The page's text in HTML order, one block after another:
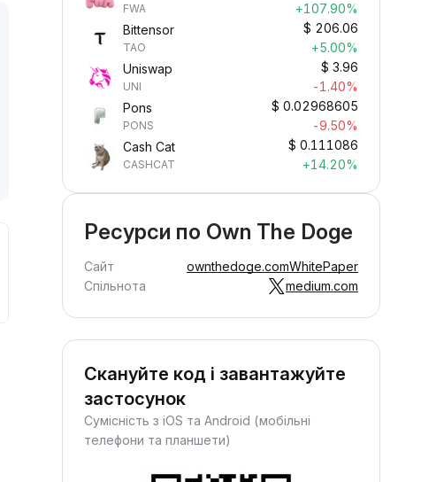
FWA
+107.90%
Bittensor
TAO
$ 206.06
+5.00%
Uniswap
UNI
$ 3.96
-1.40%
Pons
PONS
$ 0.02968605
-9.50%
Cash Cat
CASHCAT
$ 0.111086
+14.20%
Ресурси по Own The Doge
Сайт ownthedoge.comWhitePaper
Спільнота
medium.com
Скануйте код і завантажуйте
застосунок
Сумісність з iOS та Android (мобільні
телефони та планшети)